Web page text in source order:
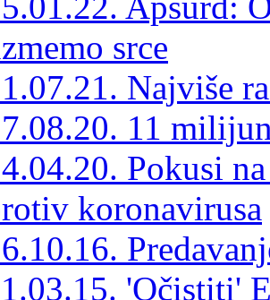
srce
Najviše
11
Pokusi
koronavirusa
'Očistiti'